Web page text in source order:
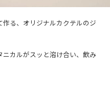
る、オリジナルカクテルのジ
カルがスッと溶け合い、飲み